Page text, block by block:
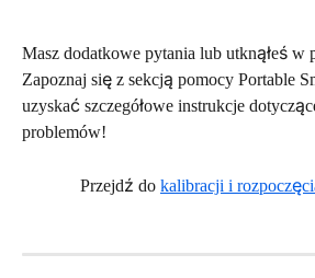
Masz dodatkowe pytania lub utknąłeś w
Zapoznaj się z sekcją pomocy Portable
uzyskać szczegółowe instrukcje
problemów!
Przejdź do kalibracji i